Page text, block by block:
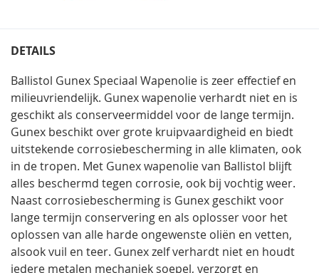
DETAILS
Ballistol Gunex Speciaal Wapenolie is zeer effectief en
milieuvriendelijk. Gunex wapenolie verhardt niet en is
geschikt als conserveermiddel voor de lange termijn.
Gunex beschikt over grote kruipvaardigheid en biedt
uitstekende corrosiebescherming in alle klimaten, ook
in de tropen. Met Gunex wapenolie van Ballistol blijft
alles beschermd tegen corrosie, ook bij vochtig weer.
Naast corrosiebescherming is Gunex geschikt voor
lange termijn conservering en als oplosser voor het
oplossen van alle harde ongewenste oliën en vetten,
alsook vuil en teer. Gunex zelf verhardt niet en houdt
iedere metalen mechaniek soepel, verzorgt en